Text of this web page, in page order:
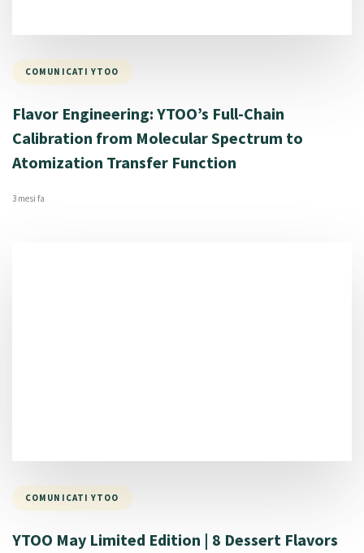
COMUNICATI YTOO
Flavor Engineering: YTOO’s Full-Chain
Calibration from Molecular Spectrum to
Atomization Transfer Function
3 mesi fa
COMUNICATI YTOO
YTOO May Limited Edition | 8 Dessert Flavors